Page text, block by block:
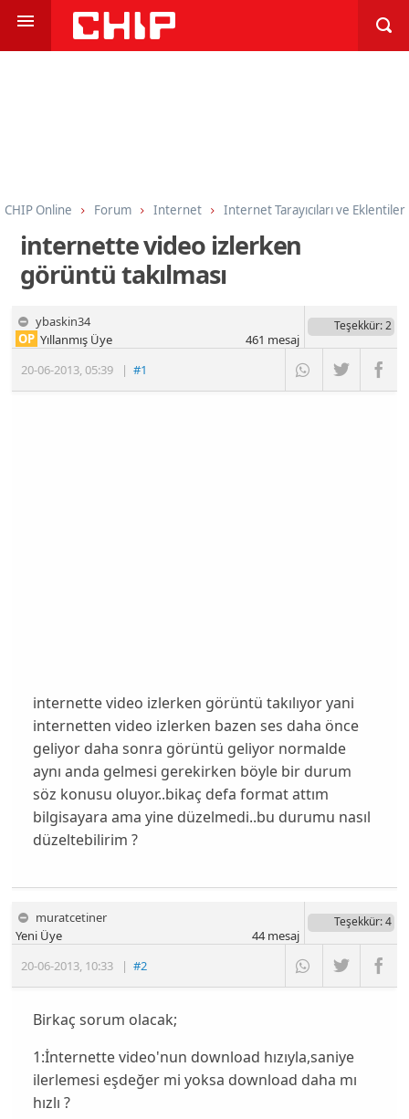
CHIP Online Forum Internet Internet Tarayıcıları ve Eklentiler
internette video izlerken
görüntü takılması
ybaskin34
20-06-2013,05:39 |#1
OP Yıllanmış Üye
Teşekkür: 2
461 mesaj
internette video izlerken görüntü takılıyor yani
internetten video izlerken bazen ses daha önce
geliyor daha sonra görüntü geliyor normalde
aynı anda gelmesi gerekirken böyle bir durum
söz konusu oluyor..bikaç defa format attım
bilgisayara ama yine düzelmedi..bu durumu nasıl
düzeltebilirim ?
muratcetiner
20-06-2013, 10:33 |#2
Yeni Üye
Teşekkür: 4
44mesaj
Birkaç sorum olacak;
1:İnternette video'nun download hızıyla,saniye
ilerlemesi eşdeğer mi yoksa download daha mı
hızlı ?